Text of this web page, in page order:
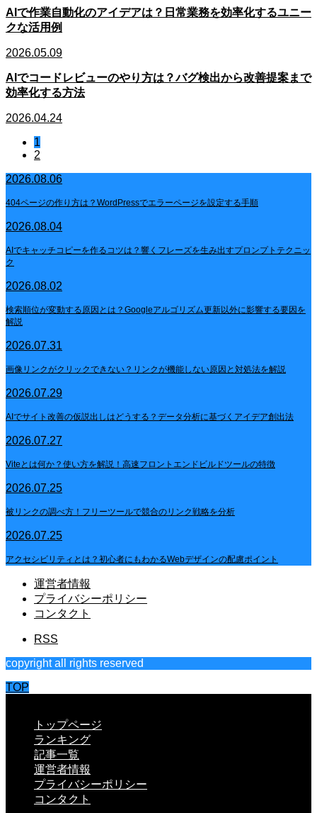
AIで作業自動化のアイデアは？日常業務を効率化するユニー
クな活用例
2026.05.09
AIでコードレビューのやり方は？バグ検出から改善提案まで
効率化する方法
2026.04.24
1
2
2026.08.06
404ページの作り方は？WordPressでエラーページを設定する手順
2026.08.04
AIでキャッチコピーを作るコツは？響くフレーズを生み出すプロンプトテクニッ
ク
2026.08.02
検索順位が変動する原因とは？Googleアルゴリズム更新以外に影響する要因を
解説
2026.07.31
画像リンクがクリックできない？リンクが機能しない原因と対処法を解説
2026.07.29
AIでサイト改善の仮説出しはどうする？データ分析に基づくアイデア創出法
2026.07.27
Viteとは何か？使い方を解説！高速フロントエンドビルドツールの特徴
2026.07.25
被リンクの調べ方！フリーツールで競合のリンク戦略を分析
2026.07.25
アクセシビリティとは？初心者にもわかるWebデザインの配慮ポイント
運営者情報
プライバシーポリシー
コンタクト
RSS
copyright all rights reserved
TOP
トップページ
ランキング
記事一覧
運営者情報
プライバシーポリシー
コンタクト